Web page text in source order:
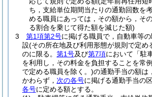
ち，支給単位期間当たりの通勤回数を
める職員にあっては，その額から，そ
る割合を乗じて得た額を減じた額)
3
第1項第2号に掲げる職員で，自動車等
設(その所在地及び利用形態が規則で定め
のに限る。 第1号及び第7項において「駐
を利用し，その料金を負担することを常
で定める職員を除く。)の通勤手当の額は，
かわらず， 次の各号に掲げる通勤手当の
各号に定める額とする。